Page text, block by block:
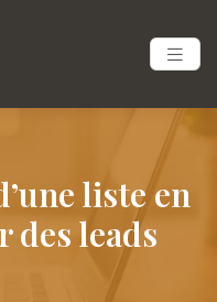
liste en
des leads